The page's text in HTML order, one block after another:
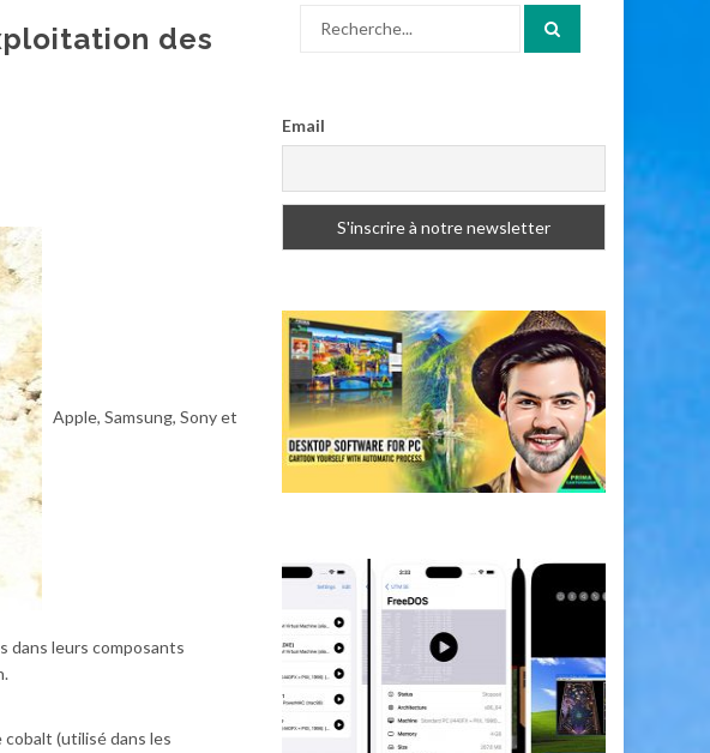
des
Apple, Samsung, Sony et
dans leurs composants
(utilisé dans les
Email